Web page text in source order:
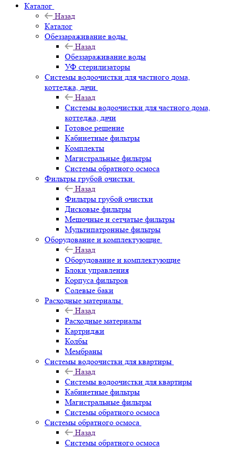
Каталог
Назад
Каталог
Обеззараживание воды
Назад
Обеззараживание воды
УФ стерилизаторы
Системы водоочистки для частного дома,
коттеджа, дачи
Назад
Системы водоочистки для частного дома,
коттеджа, дачи
Готовое решение
Кабинетные фильтры
Комплекты
Магистральные фильтры
Системы обратного осмоса
Фильтры грубой очистки
Назад
Фильтры грубой очистки
Дисковые фильтры
Мешочные и сетчатые фильтры
Мультипатронные фильтры
Оборудование и комплектующие
Назад
Оборудование и комплектующие
Блоки управления
Корпуса фильтров
Солевые баки
Расходные материалы
Назад
Расходные материалы
Картриджи
Колбы
Мембраны
Системы водоочистки для квартиры
Назад
Системы водоочистки для квартиры
Кабинетные фильтры
Магистральные фильтры
Системы обратного осмоса
Системы обратного осмоса
Назад
Системы обратного осмоса